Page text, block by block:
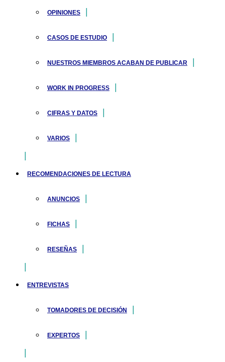
OPINIONES
CASOS DE ESTUDIO
NUESTROS MIEMBROS ACABAN DE PUBLICAR
WORK IN PROGRESS
CIFRAS Y DATOS
VARIOS
RECOMENDACIONES DE LECTURA
ANUNCIOS
FICHAS
RESEÑAS
ENTREVISTAS
TOMADORES DE DECISIÓN
EXPERTOS